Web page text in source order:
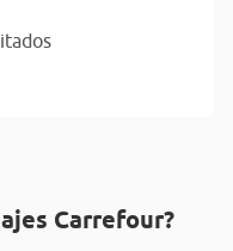
Carrefour?